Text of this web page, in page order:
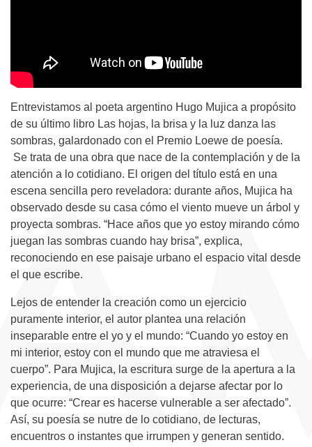
Entrevistamos al poeta argentino Hugo Mujica a propósito
de su último libro Las hojas, la brisa y la luz danza las
sombras, galardonado con el Premio Loewe de poesía.
Se trata de una obra que nace de la contemplación y de la
atención a lo cotidiano. El origen del título está en una
escena sencilla pero reveladora: durante años, Mujica ha
observado desde su casa cómo el viento mueve un árbol y
proyecta sombras. “Hace años que yo estoy mirando cómo
juegan las sombras cuando hay brisa”, explica,
reconociendo en ese paisaje urbano el espacio vital desde
el que escribe.
Lejos de entender la creación como un ejercicio
puramente interior, el autor plantea una relación
inseparable entre el yo y el mundo: “Cuando yo estoy en
mi interior, estoy con el mundo que me atraviesa el
cuerpo”. Para Mujica, la escritura surge de la apertura a la
experiencia, de una disposición a dejarse afectar por lo
que ocurre: “Crear es hacerse vulnerable a ser afectado”.
Así, su poesía se nutre de lo cotidiano, de lecturas,
encuentros o instantes que irrumpen y generan sentido.